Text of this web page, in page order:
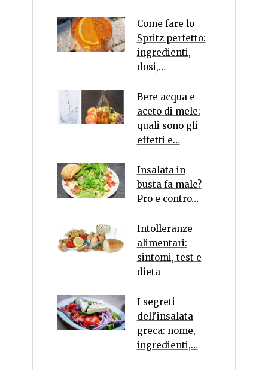
Come fare lo
Spritz perfetto:
ingredienti,
dosi,…
Bere acqua e
aceto di mele:
quali sono gli
effetti e…
Insalata in
busta fa male?
Pro e contro…
Intolleranze
alimentari:
sintomi, test e
dieta
I segreti
dell'insalata
greca: nome,
ingredienti,…